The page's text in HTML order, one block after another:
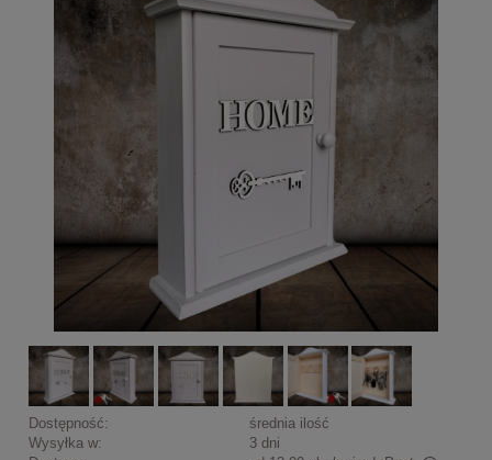
Dostępność:
średnia ilość
Wysyłka w:
3 dni